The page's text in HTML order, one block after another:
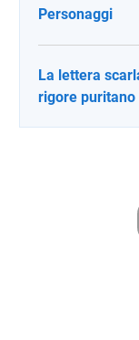
Personaggi
La lettera
rigore puritano